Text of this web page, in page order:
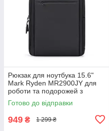
Рюкзак для ноутбука 15.6"
Mark Ryden MR2900JY для
роботи та подорожей з
захистом від води (Чорний)
Готово до відправки
949 ₴ 1 299 ₴